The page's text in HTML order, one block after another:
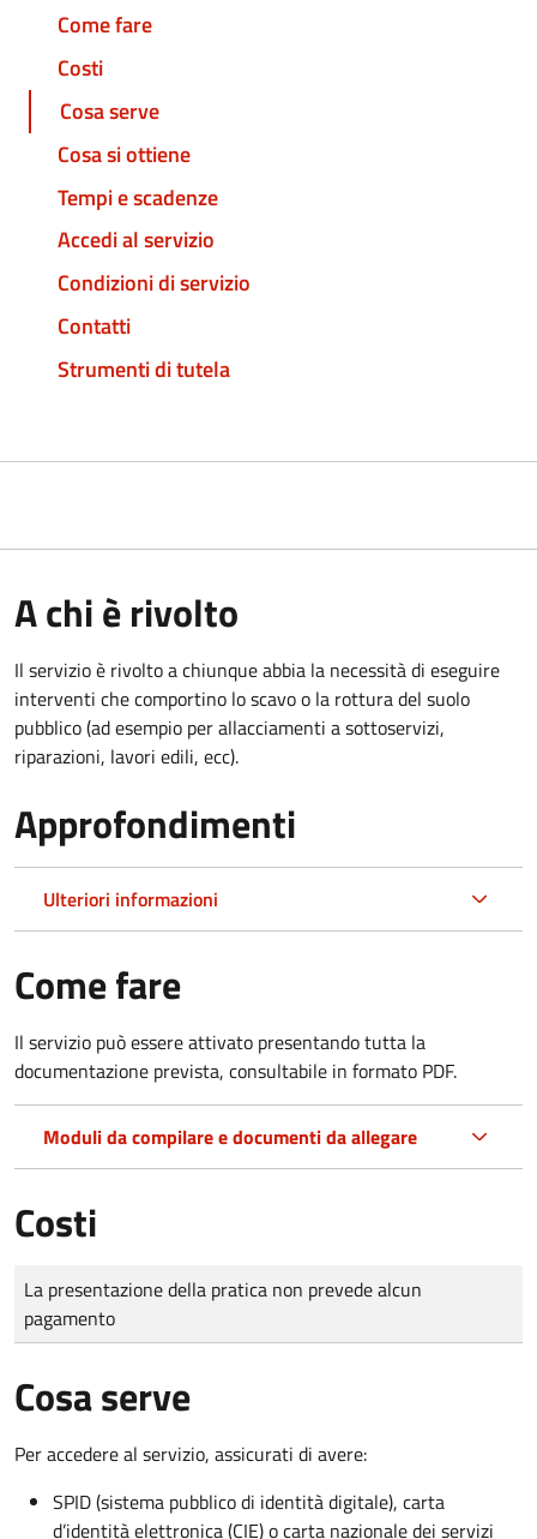
Come fare
Costi
Cosa serve
Cosa si ottiene
Tempi e scadenze
Accedi al servizio
Condizioni di servizio
Contatti
Strumenti di tutela
A chi è rivolto
Il servizio è rivolto a chiunque abbia la necessità di eseguire
interventi che comportino lo scavo o la rottura del suolo
pubblico (ad esempio per allacciamenti a sottoservizi,
riparazioni, lavori edili, ecc).
Approfondimenti
Ulteriori informazioni
Come fare
Il servizio può essere attivato presentando tutta la
documentazione prevista, consultabile in formato PDF.
Moduli da compilare e documenti da allegare
Costi
Tipo di pagamento
Importo
La presentazione della pratica non prevede alcun
pagamento
Cosa serve
Per accedere al servizio, assicurati di avere:
SPID (sistema pubblico di identità digitale), carta
d’identità elettronica (CIE) o carta nazionale dei servizi